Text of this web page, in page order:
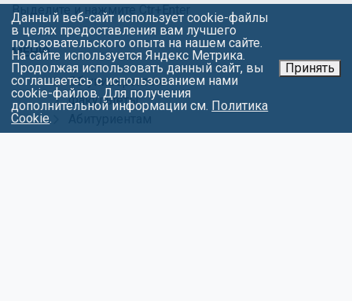
Выделите и нажмите Ctr+Enter
МЕНЮ
Об университете
Факультеты
Студентам
Данный веб-сайт использует cookie-файлы
в целях предоставления вам лучшего
пользовательского опыта на нашем сайте.
На сайте используется Яндекс Метрика.
Продолжая использовать данный сайт, вы
соглашаетесь с использованием нами
cookie-файлов. Для получения
дополнительной информации см. Политика
Cookie.
Принять